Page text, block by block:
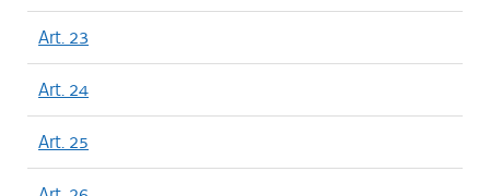
Art. 23
Art. 24
Art. 25